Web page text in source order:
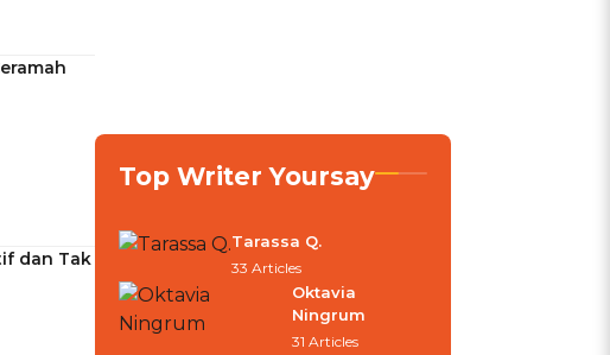
dan Tak
Top Writer Yoursay
Tarassa Q.
33 Articles
Oktavia
Ningrum
31 Articles